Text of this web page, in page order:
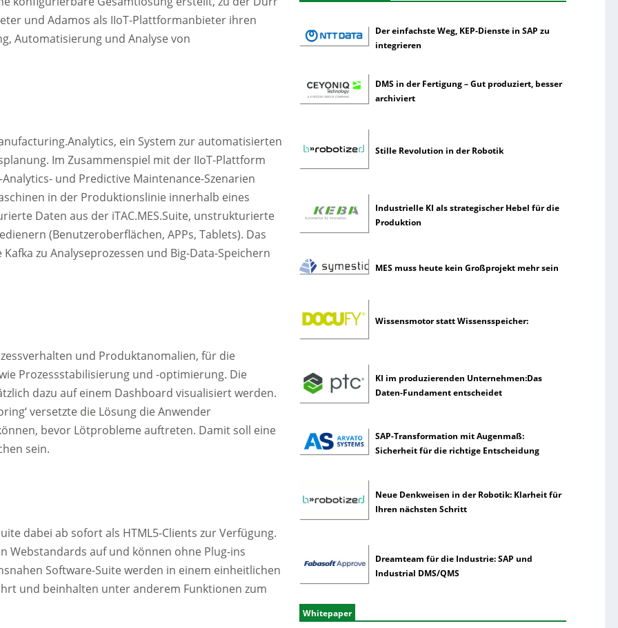
und Adamos als IIoT-Plattformanbieter ihren
Automatisierung und Analyse von
ein System zur automatisierten
Im Zusammenspiel mit der IIoT-Plattform
und Predictive Maintenance-Szenarien
in der Produktionslinie innerhalb eines
Daten aus der iTAC.MES.Suite, unstrukturierte
(Benutzeroberflächen, APPs, Tablets). Das
zu Analyseprozessen und Big-Data-Speichern
und Produktanomalien, für die
Prozessstabilisierung und -optimierung. Die
dazu auf einem Dashboard visualisiert werden.
versetzte die Lösung die Anwender
bevor Lötprobleme auftreten. Damit soll eine
sein.
dabei ab sofort als HTML5-Clients zur Verfügung.
Webstandards auf und können ohne Plug-ins
Software-Suite werden in einem einheitlichen
und beinhalten unter anderem Funktionen zum
Der einfachste Weg, KEP-Dienste in SAP zu
integrieren
DMS in der Fertigung – Gut produziert, besser
archiviert
Stille Revolution in der Robotik
Industrielle KI als strategischer Hebel für die
Produktion
MES muss heute kein Großprojekt mehr sein
Wissensmotor statt Wissensspeicher:
KI im produzierenden Unternehmen:Das
Daten-Fundament entscheidet
SAP-Transformation mit Augenmaß:
Sicherheit für die richtige Entscheidung
Neue Denkweisen in der Robotik: Klarheit für
Ihren nächsten Schritt
Dreamteam für die Industrie: SAP und
Industrial DMS/QMS
Whitepaper